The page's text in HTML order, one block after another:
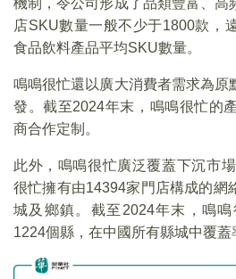
機制，令公司形成了品類豐富、高
店SKU數量一般不少于1800款，
食品飲料產品平均SKU數量。
鳴鳴很忙還以廣大消費者需求為原
發。截至2024年末，鳴鳴很忙的
商合作定制。
此外，鳴鳴很忙廣泛覆蓋下沉市
很忙擁有由14394家門店構成的網
城及鄉鎮。截至2024年末，鳴
1224個縣，在中國所有縣城中覆蓋